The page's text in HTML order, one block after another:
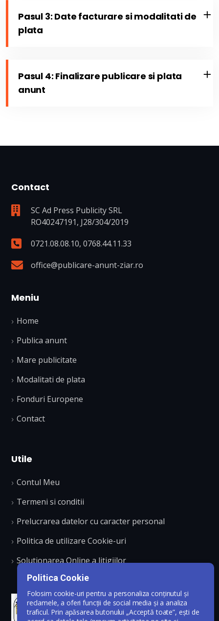
Pasul 3: Date facturare si modalitati de
plata
Pasul 4: Finalizare publicare si plata
anunt
Contact
SC Ad Press Publicity SRL
RO40247191, J28/304/2019
0721.08.08.10, 0768.44.11.33
office@publicare-anunt-ziar.ro
Meniu
Home
Publica anunt
Mare publicitate
Modalitati de plata
Fonduri Europene
Contact
Utile
Contul Meu
Termeni si conditii
Prelucrarea datelor cu caracter personal
Politica de utilizare Cookie-uri
Solutionarea Online a litigiilor
Politica Cookie
Folosim cookie-uri pentru a personaliza conținutul și
reclamele, a oferi funcții de social media și a analiza
traficul. Prin apăsarea butonului „Acceptă toate”, ești de